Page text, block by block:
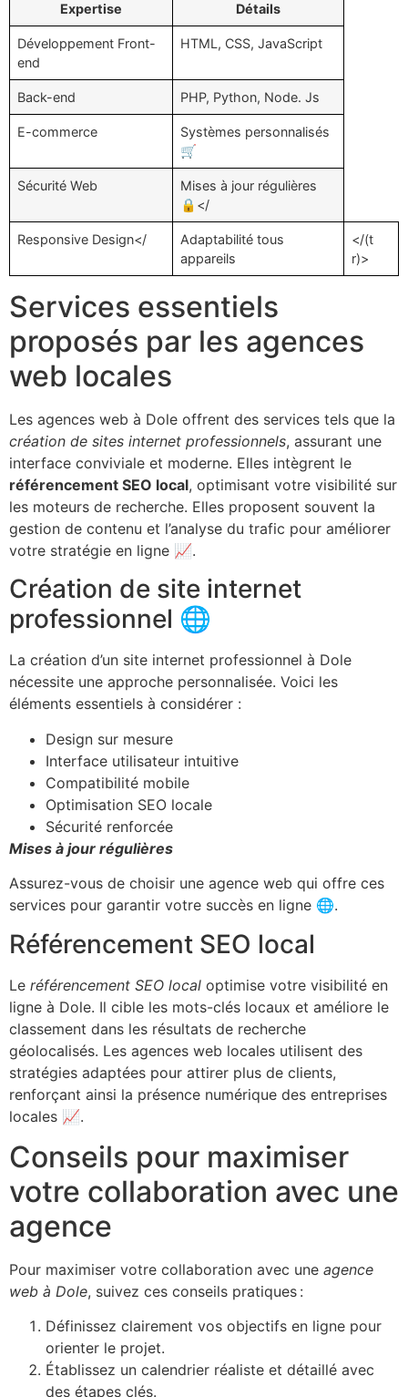
Expertise Détails
Développement Front-
end
HTML, CSS, JavaScript
Back-end PHP, Python, Node. Js
E-commerce
Systèmes personnalisés
🛒
Sécurité Web
Mises à jour régulières
🔒</
Responsive Design</
Adaptabilité tous
appareils
</(t
r)>
Services essentiels
proposés par les agences
web locales
Les agences web à Dole offrent des services tels que la
création de sites internet professionnels, assurant une
interface conviviale et moderne. Elles intègrent le
référencement SEO local, optimisant votre visibilité sur
les moteurs de recherche. Elles proposent souvent la
gestion de contenu et l’analyse du trafic pour améliorer
votre stratégie en ligne 📈.
Création de site internet
professionnel 🌐
La création d’un site internet professionnel à Dole
nécessite une approche personnalisée. Voici les
éléments essentiels à considérer :
Design sur mesure
Interface utilisateur intuitive
Compatibilité mobile
Optimisation SEO locale
Sécurité renforcée
Mises à jour régulières
Assurez-vous de choisir une agence web qui offre ces
services pour garantir votre succès en ligne 🌐.
Référencement SEO local
Le référencement SEO local optimise votre visibilité en
ligne à Dole. Il cible les mots-clés locaux et améliore le
classement dans les résultats de recherche
géolocalisés. Les agences web locales utilisent des
stratégies adaptées pour attirer plus de clients,
renforçant ainsi la présence numérique des entreprises
locales 📈.
Conseils pour maximiser
votre collaboration avec une
agence
Pour maximiser votre collaboration avec une agence
web à Dole, suivez ces conseils pratiques :
Définissez clairement vos objectifs en ligne pour
orienter le projet.
Établissez un calendrier réaliste et détaillé avec
des étapes clés.